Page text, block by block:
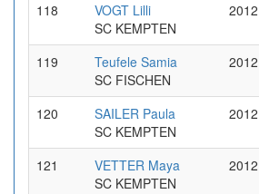
118
VOGT Lilli
SC KEMPTEN
2012
119
Teufele Samia
SC FISCHEN
2012
120
SAILER Paula
SC KEMPTEN
2012
121
VETTER Maya
SC KEMPTEN
2012